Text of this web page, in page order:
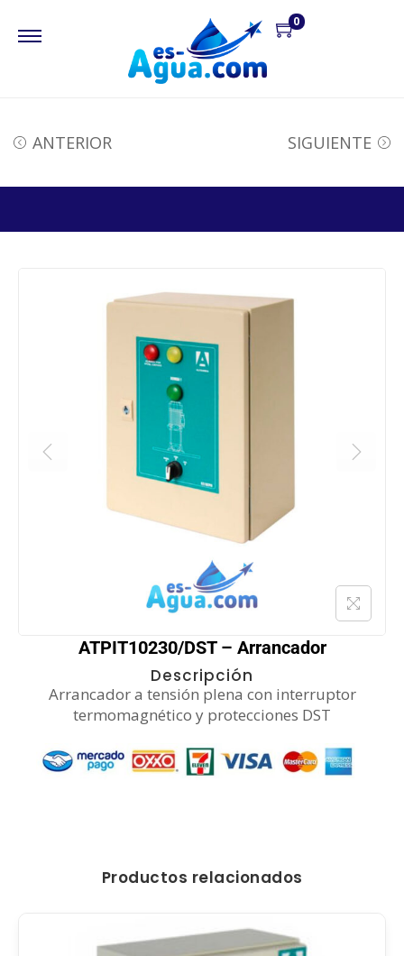
0
ANTERIOR SIGUIENTE
ATPIT10230/DST – Arrancador
Descripción
Arrancador a tensión plena con interruptor
termomagnético y protecciones DST
Productos relacionados